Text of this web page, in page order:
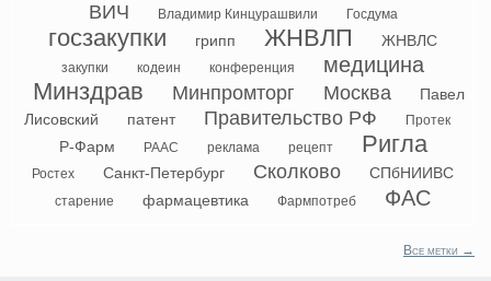
ВИЧ Владимир Кинцурашвили Госдума
госзакупки грипп ЖНВЛП ЖНВЛС
закупки кодеин конференция медицина
Минздрав Минпромторг Москва
Павел
Лисовский
патент Правительство РФ Протек
Р-Фарм РААС реклама рецепт Ригла
Ростех Санкт-Петербург Сколково СПбНИИВС
старение фармацевтика Фармпотреб ФАС
Все метки →